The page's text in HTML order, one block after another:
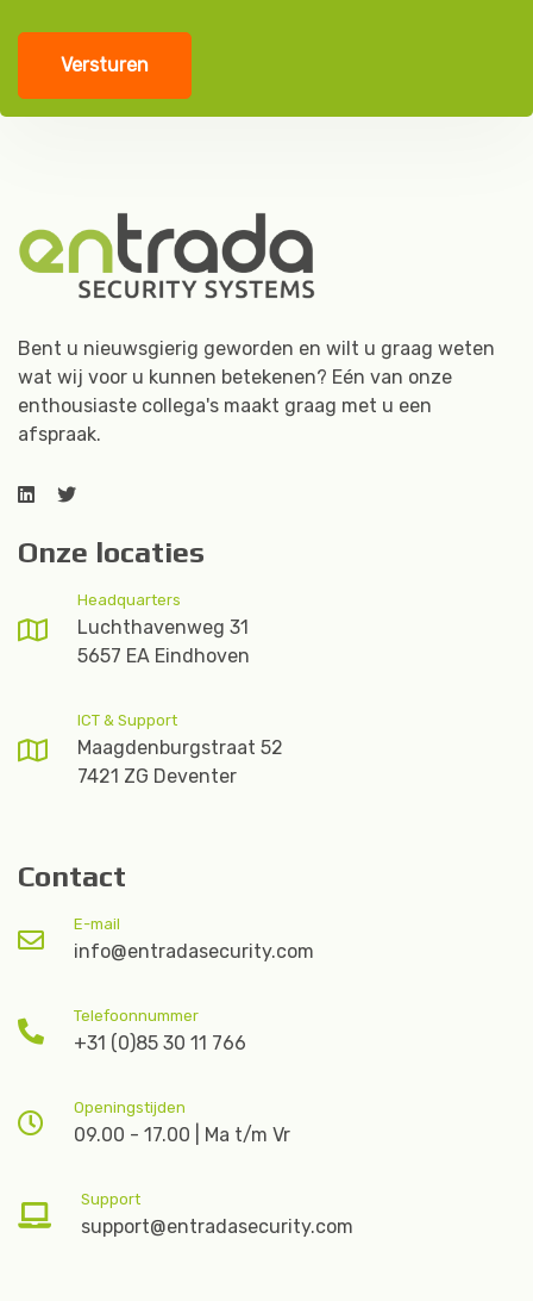
Bent u nieuwsgierig geworden en wilt u graag weten
wat wij voor u kunnen betekenen? Eén van onze
enthousiaste collega's maakt graag met u een
afspraak.
Onze locaties
Headquarters
Luchthavenweg 31
5657 EA Eindhoven
ICT & Support
Maagdenburgstraat 52
7421 ZG Deventer
Contact
E-mail
info@entradasecurity.com
Telefoonnummer
+31 (0)85 30 11 766
Openingstijden
09.00 - 17.00 | Ma t/m Vr
Support
support@entradasecurity.com